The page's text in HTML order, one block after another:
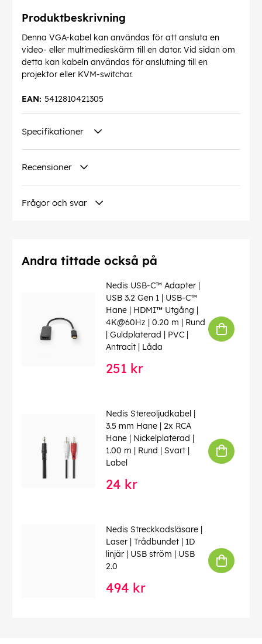
Produktbeskrivning
Denna VGA-kabel kan användas för att ansluta en
video- eller multimedieskärm till en dator. Vid sidan om
detta kan kabeln användas för anslutning till en
projektor eller KVM-switchar.
5412810421305
EAN:
Specifikationer
Recensioner
Frågor och svar
Andra tittade också på
Nedis USB-C™ Adapter |
USB 3.2 Gen 1 | USB-C™
Hane | HDMI™ Utgång |
4K@60Hz | 0.20 m | Rund
| Guldplaterad | PVC |
Antracit | Låda
251 kr
Nedis Stereoljudkabel |
3.5 mm Hane | 2x RCA
Hane | Nickelplaterad |
1.00 m | Rund | Svart |
Label
24 kr
Nedis Streckkodsläsare |
Laser | Trådbundet | 1D
linjär | USB ström | USB
2.0
494 kr